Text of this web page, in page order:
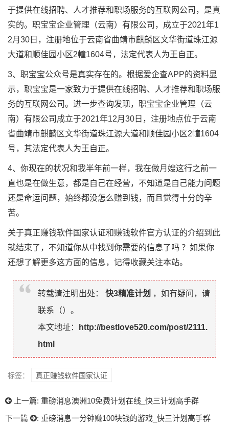
于提供在线招聘、人才推荐和职场服务的互联网公司，是真
实的。职宝宝企业管理（云南）有限公司，成立于2021年1
2月30日，注册地位于云南省曲靖市麒麟区文华街道珠江源
大道和顺佳园小区2幢1604号，法定代表人为王自正。
3、职宝宝公众号是真实存在的。根据爱企查APP的资料显
示，职宝宝是一家致力于提供在线招聘、人才推荐和职场服
务的互联网公司。进一步查询发现，职宝宝企业管理（云
南）有限公司成立于2021年12月30日，注册地点位于云南
省曲靖市麒麟区文华街道珠江源大道和顺佳园小区2幢1604
号，其法定代表人为王自正。
4、你现在的状况和我半年前一样，我在做月嫂这行之前一
直也是在做生意，都是自己在经营，不知道是自己能力问题
还是命运问题，始终都没怎么赚到钱，而且觉得十分的辛
苦。
关于真正赚钱软件国家认证和赚钱软件官方认证的介绍到此
就结束了，不知道你从中找到你需要的信息了吗 ？如果你
还想了解更多这方面的信息，记得收藏关注本站。
转载请注明出处： 快3精准计划 ，如有疑问，请
联系（）。
本文地址：
http://bestlove520.com/post/2111.
html
标签： 真正赚钱软件国家认证
上一篇: 重磅消息澳洲10免费计划在线_快三计划高手群
下一篇
: 重磅消息一分钟赚100块钱的游戏_快三计划高手群